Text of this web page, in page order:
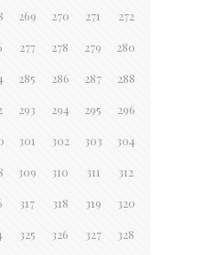
269 270 271 272
277 278 279 280
285 286 287 288
293 294 295 296
301 302 303 304
309 310 311 312
317 318 319 320
325 326 327 328